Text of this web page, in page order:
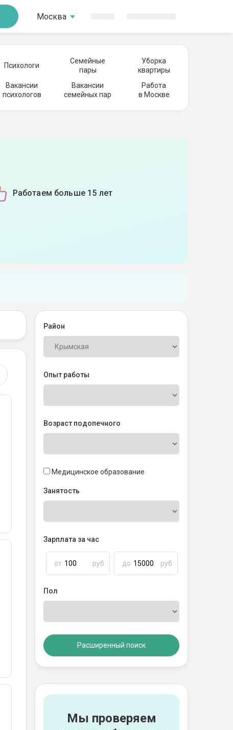
Москва
Психологи
Семейные
пары
Уборка
квартиры
Вакансии
психологов
Вакансии
семейных пар
Работа
в Москве
Работаем больше 15 лет
Район
Опыт работы
Возраст подопечного
Медицинское образование
Занятость
Зарплата за час
от руб до руб
Пол
Расширенный поиск
Мы проверяем